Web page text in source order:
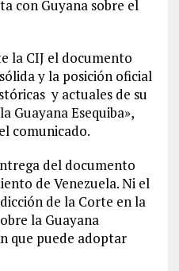
con Guyana sobre el
la CIJ el documento
y la posición oficial
y actuales de su
Guayana Esequiba»,
comunicado.
del documento
de Venezuela. Ni el
de la Corte en la
la Guayana
que puede adoptar